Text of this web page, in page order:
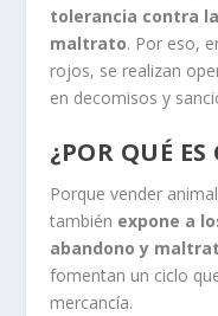
tolerancia contra
maltrato. Por eso,
rojos, se realizan
en decomisos y
¿POR QUÉ ES
Porque vender
también expone a
abandono y
fomentan un ciclo
mercancía.